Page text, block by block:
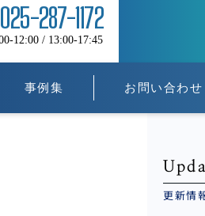
287-1172
12:00 / 13:00-17:45
事例集 お問い合わせ
更新情